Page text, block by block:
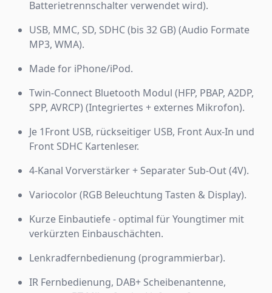
Batterietrennschalter verwendet wird).
USB, MMC, SD, SDHC (bis 32 GB) (Audio Formate
MP3, WMA).
Made for iPhone/iPod.
Twin-Connect Bluetooth Modul (HFP, PBAP, A2DP,
SPP, AVRCP) (Integriertes + externes Mikrofon).
Je 1Front USB, rückseitiger USB, Front Aux-In und
Front SDHC Kartenleser.
4-Kanal Vorverstärker + Separater Sub-Out (4V).
Variocolor (RGB Beleuchtung Tasten & Display).
Kurze Einbautiefe - optimal für Youngtimer mit
verkürzten Einbauschächten.
Lenkradfernbedienung (programmierbar).
IR Fernbedienung, DAB+ Scheibenantenne,